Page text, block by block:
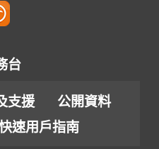
台
支援
公開資料
速用戶指南